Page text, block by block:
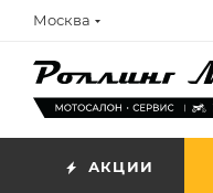
Москва
АКЦИИ